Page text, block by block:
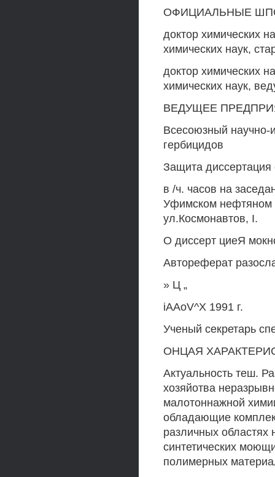
ОФИЦИАЛЬНЫЕ
доктор химических
химических наук,
доктор химических
химических наук,
ВЕДУЩЕЕ
Всесоюзный научно-
гербицидов
Защита диссертация
в /ч. часов на
Уфимском нефтяном
ул.Космонавтов, I.
О диссерт циеЯ
Автореферат
» Ц „
iAAoV^X 1991 г.
Ученый секретарь
ОНЦАЯ
Актуальность теш.
хозяйотва
малотоннажной
обладающие
различных областях
синтетических
полимерных